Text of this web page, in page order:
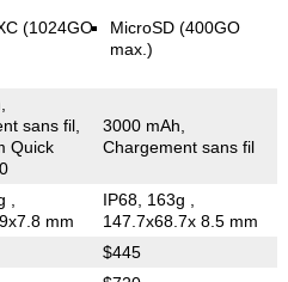
(1024GO
MicroSD (400GO
max.)
sans fil,
Quick
3000 mAh,
Chargement sans fil
mm
IP68, 163g
147.7x68.7x 8.5 mm
$445